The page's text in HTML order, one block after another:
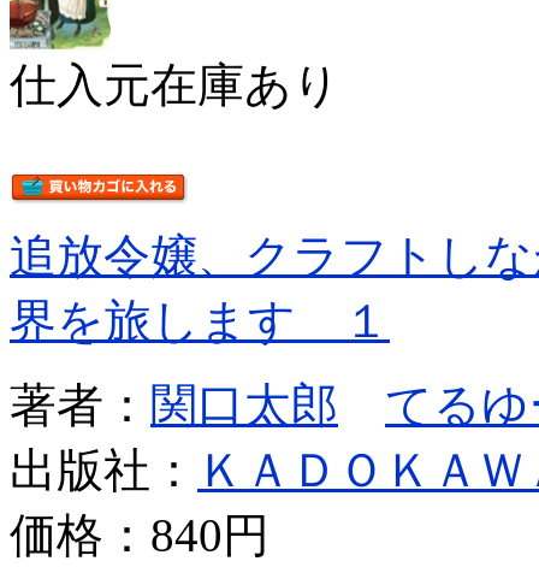
仕入元在庫あり
追放令嬢、クラフトし
界を旅します １
著者： 関口太郎
てる
出版社： ＫＡＤＯＫＡＷ
価格： 840円